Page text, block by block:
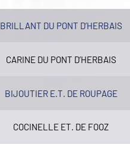
BRILLANT DU PONT D’HERBAIS
CARINE DU PONT D’HERBAIS
BIJOUTIER E.T. DE ROUPAGE
COCINELLE ET. DE FOOZ